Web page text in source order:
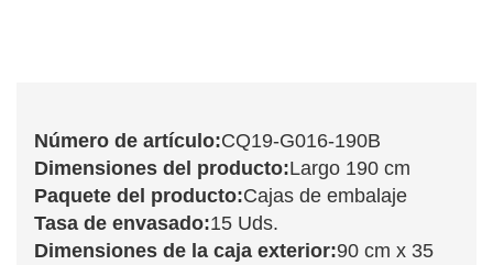
Número de artículo:CQ19-G016-190B
Dimensiones del producto:Largo 190 cm
Paquete del producto:Cajas de embalaje
Tasa de envasado:15 Uds.
Dimensiones de la caja exterior:90 cm x 35